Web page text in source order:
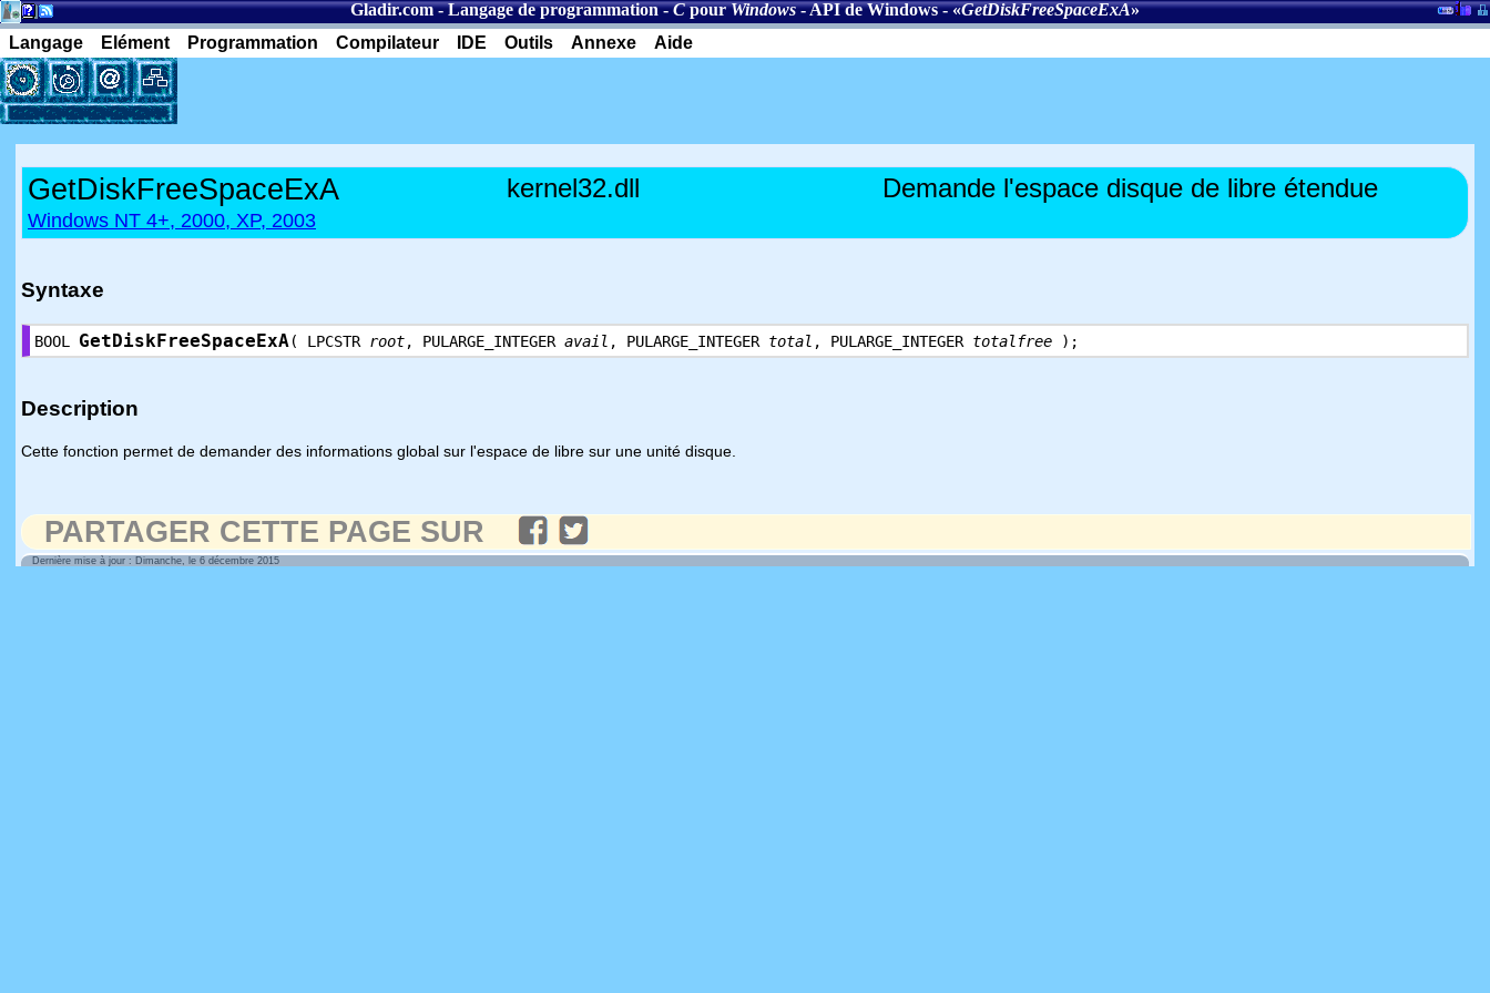
Gladir.com-Langage de programmation-CpourWindows-API de Windows- «GetDiskFreeSpaceExA»
Langage
Elément Programmation Compilateur IDE Outils Annexe Aide
GetDiskFreeSpaceExA kernel32.dll Demande l'espace disque de libre étendue
Windows NT 4+, 2000, XP, 2003
Syntaxe
BOOL GetDiskFreeSpaceExA( LPCSTR root, PULARGE_INTEGER avail , PULARGE_INTEGER total , PULARGE_INTEGER totalfree );
Description
Cette fonction permet de demander des informations global sur l'espace de libre sur une unité disque.
PARTAGER CETTE PAGE SUR
Dernière mise à jour : Dimanche, le 6 décembre 2015